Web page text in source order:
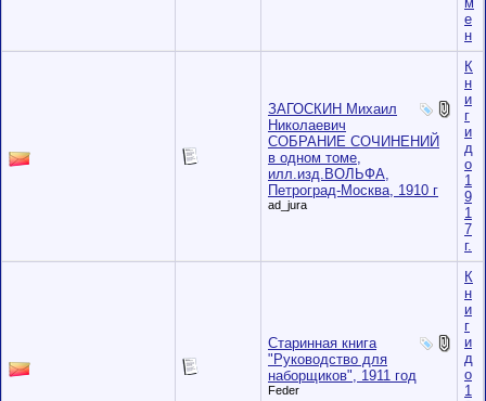
е
н
ЗАГОСКИН Михаил
Николаевич
СОБРАНИЕ СОЧИНЕНИЙ
в одном томе,
илл.изд.ВОЛЬФА,
Петроград-Москва, 1910 г
ad_jura
К
н
и
г
и
д
о
1
9
1
7
г.
Старинная книга
"Руководство для
наборщиков", 1911 год
Feder
К
н
и
г
и
д
о
1